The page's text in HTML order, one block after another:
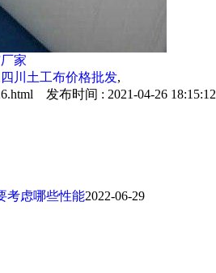
家
四川土工布价格批发,
发布时间 : 2021-04-26 18:15:12
考虑哪些性能2022-06-29